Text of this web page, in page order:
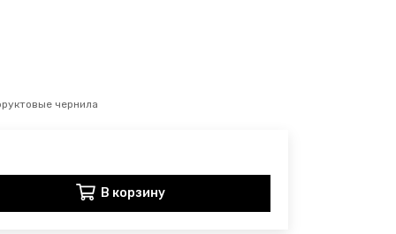
чернила
В корзину